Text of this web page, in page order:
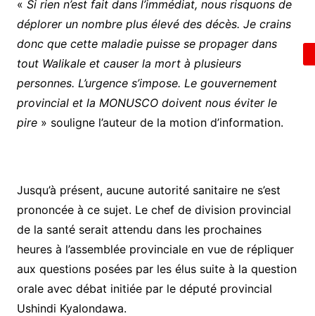
« Si rien n’est fait dans l’immédiat, nous risquons de
déplorer un nombre plus élevé des décès. Je crains
donc que cette maladie puisse se propager dans
tout Walikale et causer la mort à plusieurs
personnes. L’urgence s’impose. Le gouvernement
provincial et la MONUSCO doivent nous éviter le
pire » souligne l’auteur de la motion d’information.
Jusqu’à présent, aucune autorité sanitaire ne s’est
prononcée à ce sujet. Le chef de division provincial
de la santé serait attendu dans les prochaines
heures à l’assemblée provinciale en vue de répliquer
aux questions posées par les élus suite à la question
orale avec débat initiée par le député provincial
Ushindi Kyalondawa.